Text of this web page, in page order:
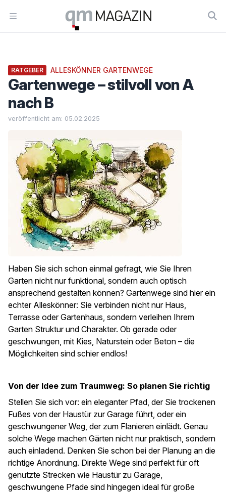
Open menu
Workflow
RATGEBER ALLESKÖNNER GARTENWEGE
Gartenwege – stilvoll von A
nach B
veröffentlicht am: 05.02.2025
Haben Sie sich schon einmal gefragt, wie Sie Ihren
Garten nicht nur funktional, sondern auch optisch
ansprechend gestalten können? Gartenwege sind hier ein
echter Alleskönner: Sie verbinden nicht nur Haus,
Terrasse oder Gartenhaus, sondern verleihen Ihrem
Garten Struktur und Charakter. Ob gerade oder
geschwungen, mit Kies, Naturstein oder Beton – die
Möglichkeiten sind schier endlos!
Von der Idee zum Traumweg: So planen Sie richtig
Stellen Sie sich vor: ein eleganter Pfad, der Sie trockenen
Fußes von der Haustür zur Garage führt, oder ein
geschwungener Weg, der zum Flanieren einlädt. Genau
solche Wege machen Gärten nicht nur praktisch, sondern
auch einladend. Denken Sie schon bei der Planung an die
richtige Anordnung. Direkte Wege sind perfekt für oft
genutzte Strecken wie Haustür zu Garage,
geschwungene Pfade sind hingegen ideal für große